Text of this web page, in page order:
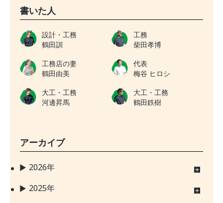
書いた人
設計・工務
鶴田訓
工務
柴田孝博
工務店の妻
鶴田由美
代表
梅谷 ヒロシ
大工・工務
河邊昇馬
大工・工務
鶴田鉄樹
アーカイブ
2026年
2025年